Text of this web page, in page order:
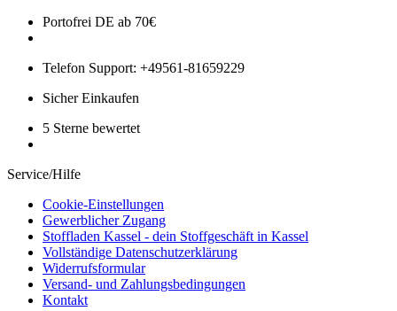
Portofrei DE ab 70€
Telefon Support: +49561-81659229
Sicher Einkaufen
5 Sterne bewertet
Service/Hilfe
Cookie-Einstellungen
Gewerblicher Zugang
Stoffladen Kassel - dein Stoffgeschäft in Kassel
Vollständige Datenschutzerklärung
Widerrufsformular
Versand- und Zahlungsbedingungen
Kontakt